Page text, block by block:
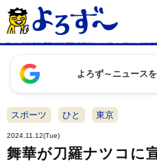
よろず～ニュース
スポーツ ひと 東京
2024.11.12(Tue)
舞華が刀羅ナツコに